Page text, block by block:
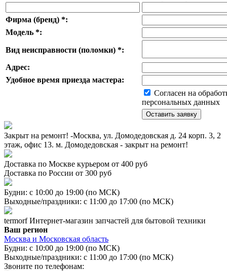
Фирма (бренд) *:
Модель *:
Вид неисправности (поломки) *:
Адрес:
Удобное время приезда мастера:
Согласен на
персональных данных
Закрыт на ремонт! -Москва, ул. Домодедовская д. 24 корп. 3, 2
этаж, офис 13. м. Домодедовская - закрыт на ремонт!
Доставка по Москве курьером от 400 руб
Доставка по России от 300 руб
Будни: с 10:00 до 19:00 (по МСК)
Выходные/праздники: с 11:00 до 17:00 (по МСК)
termorf Интернет-магазин запчастей для бытовой техники
Ваш регион
Москва и Московская область
Будни: с 10:00 до 19:00 (по МСК)
Выходные/праздники: с 11:00 до 17:00 (по МСК)
Звоните по телефонам: